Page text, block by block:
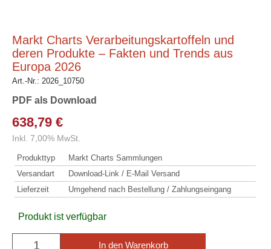
Markt Charts Verarbeitungskartoffeln und
deren Produkte – Fakten und Trends aus
Europa 2026
Art.-Nr.: 2026_10750
PDF als Download
638,79 €
Inkl. 7,00% MwSt.
Produkttyp
Markt Charts Sammlungen
Versandart
Download-Link / E-Mail Versand
Lieferzeit
Umgehend nach Bestellung / Zahlungseingang
Produkt ist verfügbar
In den Warenkorb